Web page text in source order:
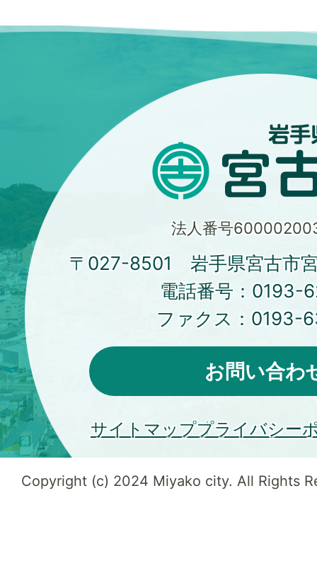
法人番号
〒027-8501 岩手県宮古市
電話番号： 0193-
ファクス： 0193-
お問い合わ
サイトマッププライバシー
Copyright (c) 2024 Miyako city. All Rights